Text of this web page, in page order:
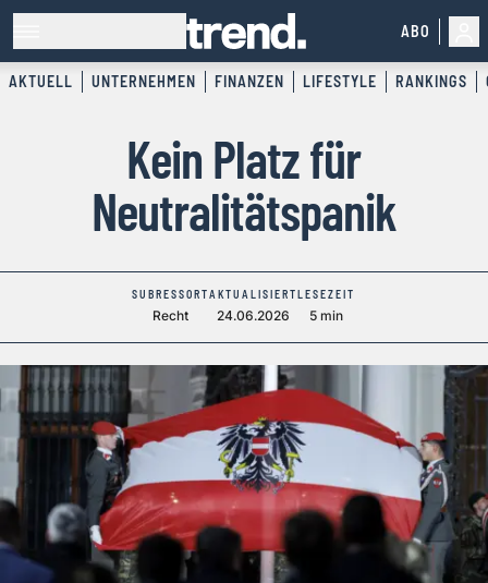
ABO
AKTUELL UNTERNEHMEN FINANZEN LIFESTYLE RANKINGS
Kein Platz für
Neutralitätspanik
SUBRESSORT
Recht
AKTUALISIERT
24.06.2026
LESEZEIT
5 min